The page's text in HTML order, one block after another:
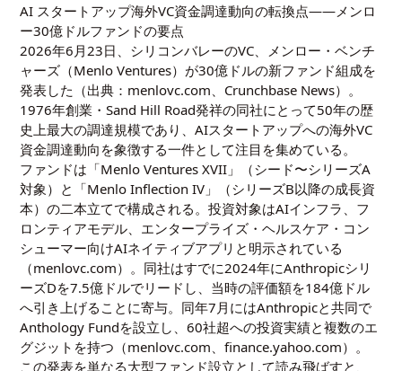
AI スタートアップ海外VC資金調達動向の転換点——メンロ
ー30億ドルファンドの要点
2026年6月23日、シリコンバレーのVC、メンロー・ベンチ
ャーズ（Menlo Ventures）が30億ドルの新ファンド組成を
発表した（出典：menlovc.com、Crunchbase News）。
1976年創業・Sand Hill Road発祥の同社にとって50年の歴
史上最大の調達規模であり、AIスタートアップへの海外VC
資金調達動向を象徴する一件として注目を集めている。
ファンドは「Menlo Ventures XVII」（シード〜シリーズA
対象）と「Menlo Inflection IV」（シリーズB以降の成長資
本）の二本立てで構成される。投資対象はAIインフラ、フ
ロンティアモデル、エンタープライズ・ヘルスケア・コン
シューマー向けAIネイティブアプリと明示されている
（menlovc.com）。同社はすでに2024年にAnthropicシリ
ーズDを7.5億ドルでリードし、当時の評価額を184億ドル
へ引き上げることに寄与。同年7月にはAnthropicと共同で
Anthology Fundを設立し、60社超への投資実績と複数のエ
グジットを持つ（menlovc.com、finance.yahoo.com）。
この発表を単なる大型ファンド設立として読み飛ばすと、